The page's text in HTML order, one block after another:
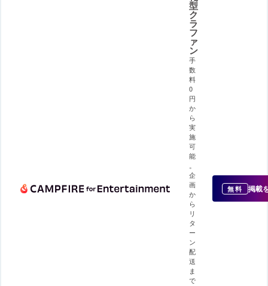
型
ク
ラ
フ
ァ
ン
手
数
料
0
円
か
ら
実
施
可
能
企
画
か
ら
リ
タ
ー
ン
配
送
ま
で
無料 掲載